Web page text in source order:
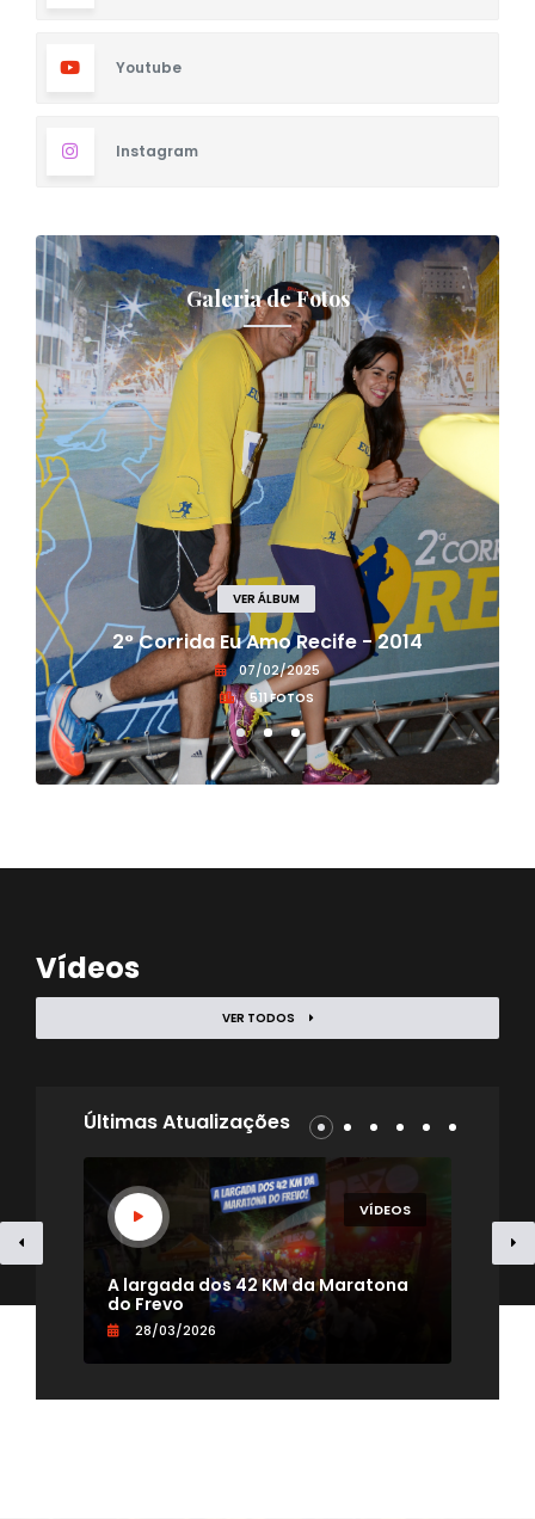
Youtube
Instagram
Galeria de Fotos
VER ÁLBUM
2° Corrida Eu Amo Recife - 2014
07/02/2025
511 FOTOS
Vídeos
VER TODOS
Últimas Atualizações
A largada dos 42 KM da Maratona
do Frevo
28/03/2026
VÍDEOS